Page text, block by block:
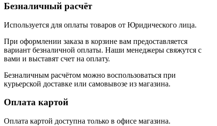
Безналичный расчёт
Используется для оплаты товаров от Юридического лица.
При оформлении заказа в корзине вам предоставляется
вариант безналичной оплаты. Наши менеджеры свяжутся с
вами и выставят счет на оплату.
Безналичным расчётом можно воспользоваться при
курьерской доставке или самовывозе из магазина.
Оплата картой
Оплата картой доступна только в офисе магазина.